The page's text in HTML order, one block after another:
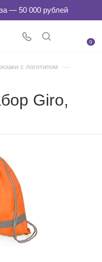
0
с логотипом —
Giro,